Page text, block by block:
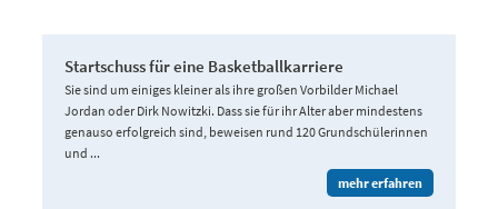
Startschuss für eine Basketballkarriere
Sie sind um einiges kleiner als ihre großen Vorbilder Michael
Jordan oder Dirk Nowitzki. Dass sie für ihr Alter aber mindestens
genauso erfolgreich sind, beweisen rund 120 Grundschülerinnen
und ...
mehr erfahren